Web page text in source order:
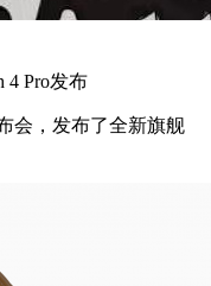
Pro发布
会，发布了全新旗舰